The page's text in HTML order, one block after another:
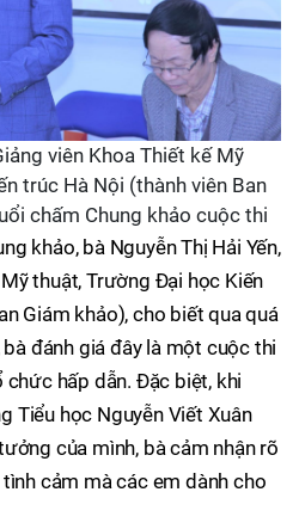
viên Khoa Thiết kế Mỹ
trúc Hà Nội (thành viên Ban
chấm Chung khảo cuộc thi
khảo, bà Nguyễn Thị Hải Yến,
thuật, Trường Đại học Kiến
Giám khảo), cho biết qua quá
đánh giá đây là một cuộc thi
hấp dẫn. Đặc biệt, khi
Tiểu học Nguyễn Viết Xuân
của mình, bà cảm nhận rõ
cảm mà các em dành cho